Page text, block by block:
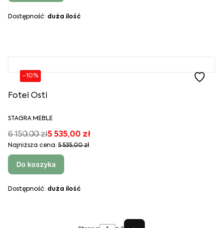
Dostępność: duża ilość
-10%
Fotel Osti
STAGRA MEBLE
6 150,00 zł5 535,00 zł
Najniższa cena: 5 535,00 zł
Do koszyka
Dostępność: duża ilość